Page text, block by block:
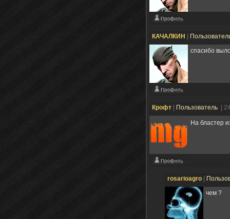
КАЧАЛКИН
спасибо
Крофт Пользователь |
На бластер
rosarioagro
чем ?